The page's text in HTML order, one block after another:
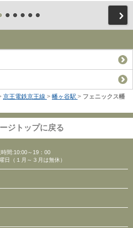
京王電鉄京王線 > 幡ヶ谷駅 > フェニックス幡
ジトップに戻る
間:10:00～19：00
日（１月～３月は無休）